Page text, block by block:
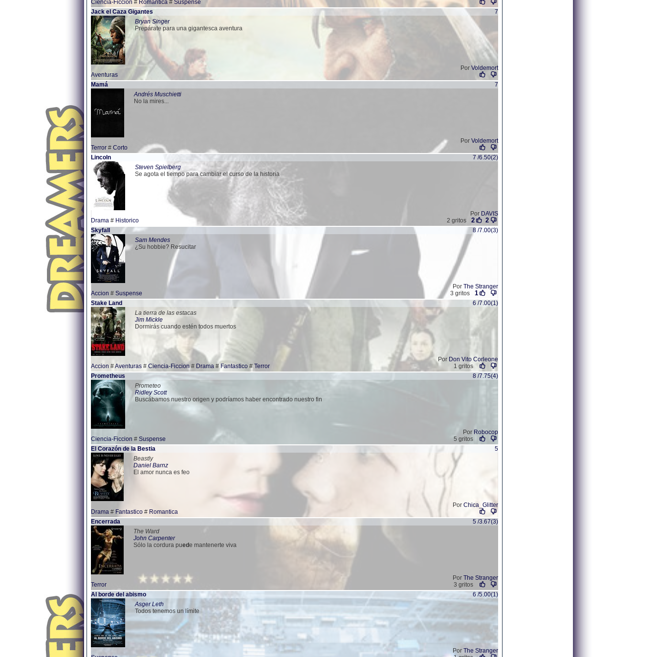
Ciencia-Ficcion # Romantica # Suspense
Jack el Caza Gigantes
7
Bryan Singer
Prepárate para una gigantesca aventura
Por Voldemort
Aventuras
Mamá
7
Andrés Muschietti
No la mires...
Por Voldemort
Terror # Corto
Lincoln
7 /6.50(2)
Steven Spielberg
Se agota el tiempo para cambiar el curso de la historia
Por DAVIS
Drama # Historico 2 2
2 gritos
Skyfall
8 /7.00(3)
Sam Mendes
¿Su hobbie? Resucitar
Por The Stranger
Accion # Suspense 1
3 gritos
Stake Land
6 /7.00(1)
La tierra de las estacas
Jim Mickle
Dormirás cuando estén todos muertos
Por Don Vito Corleone
Accion #Aventuras # Ciencia-Ficcion# Drama # Fantastico # Terror
1 gritos
Prometheus
8 /7.75(4)
Prometeo
Ridley Scott
Buscábamos nuestro origen y podríamos haber encontrado nuestro fin
Por Robocop
Ciencia-Ficcion # Suspense
5 gritos
El Corazón de la Bestia
5
Beastly
Daniel Barnz
El amor nunca es feo
Por Chica_Glitter
Drama # Fantastico # Romantica
Encerrada
5 /3.67(3)
The Ward
John Carpenter
Sólo la cordura puede mantenerte viva
Por The Stranger
Terror
3 gritos
Al borde del abismo
6 /5.00(1)
Asger Leth
Todos tenemos un límite
Por The Stranger